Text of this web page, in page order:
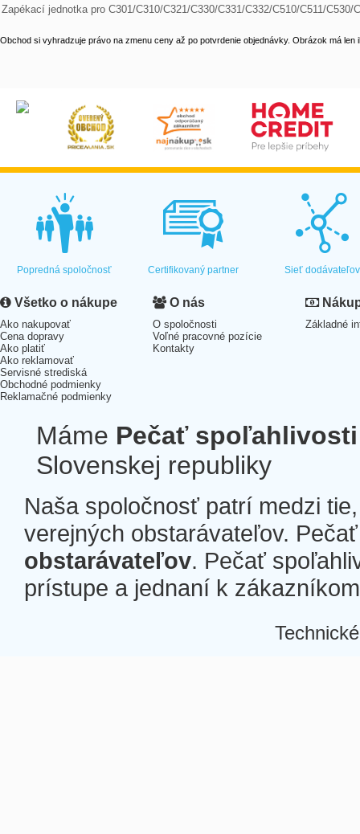
Zapékací jednotka pro C301/C310/C321/C330/C331/C332/C510/C511/
Obchod si vyhradzuje právo na zmenu ceny až po potvrdenie objednávky. Obrázok má len
Popredná spoločnosť Certifikovaný partner Sieť dodávateľov
Všetko o nákupe
Ako nakupovať
Cena dopravy
Ako platiť
Ako reklamovať
Servisné strediská
Obchodné podmienky
Reklamačné podmienky
O nás
O spoločnosti
Voľné pracovné pozície
Kontakty
Základné
Máme Pečať spoľahlivosti
Slovenskej republiky
Naša spoločnosť patrí medzi
verejných obstarávateľov.
obstarávateľov. Pečať
prístupe a jednaní k